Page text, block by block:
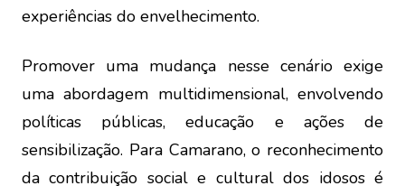
experiências do envelhecimento.
Promover uma mudança nesse cenário exige
uma abordagem multidimensional, envolvendo
políticas públicas, educação e ações de
sensibilização. Para Camarano, o reconhecimento
da contribuição social e cultural dos idosos é